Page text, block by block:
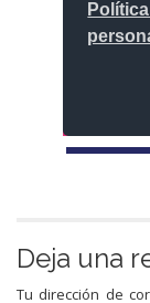
Deja una
Tu dirección de